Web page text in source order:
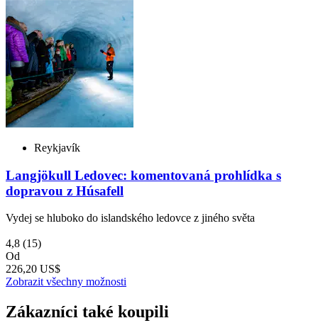
Reykjavík
Langjökull Ledovec: komentovaná prohlídka s
dopravou z Húsafell
Vydej se hluboko do islandského ledovce z jiného světa
4,8 (15)
Od
226,20 US$
Zobrazit všechny možnosti
Zákazníci také koupili